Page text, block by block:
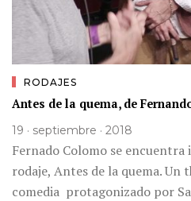
RODAJES
Antes de la quema, de
19 · septiembre · 2018
Fernado Colomo se
rodaje, Antes de la quema.
comedia protagonizado por